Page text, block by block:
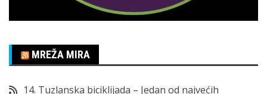
MREŽA MIRA
14. Tuzlanska biciklijada – Jedan od najvećih